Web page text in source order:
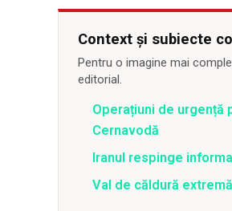
Context și subiecte
Pentru o imagine mai
editorial.
Operațiuni de urgență
Cernavodă
Iranul respinge
Val de căldură